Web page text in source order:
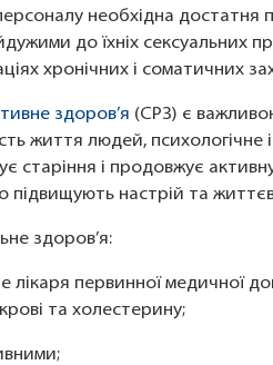
необхідна достатня
до їхніх сексуальних
хронічних і соматичних
здоров’я (СРЗ) є
життя людей, психологічне
старіння і продовжує
підвищують настрій та
здоров’я:
лікаря первинної медичної
та холестерину;